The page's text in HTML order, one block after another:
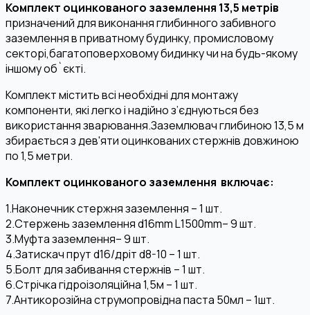
Комплект оцинкованого заземлення 13,5 метрів
призначений для виконання глибинного забивного
заземлення в приватному будинку, промисловому
секторі,багатоповерховому бидинку чи на будь-якому
іншому об`єкті.
Комплект містить всі необхідні для монтажу
компоненти, які легко і надійно з’єднуються без
використання зварювання.Заземлювач глибиною 13,5 м
збирається з дев'яти оцинкованих стержнів довжиною
по 1,5 метри.
Комплект оцинкованого заземлення включає:
1.Наконечник стержня заземлення – 1 шт.
2.Стержень заземлення d16mm L1500mm– 9 шт.
3.Муфта заземлення– 9 шт.
4.Затискач прут d16/дріт d8-10 – 1 шт.
5.Болт для забивання стержнів – 1 шт.
6.Стрічка гідроізоляційна 1,5м – 1 шт.
7.Антикорозійна струмопровідна паста 50мл – 1шт.